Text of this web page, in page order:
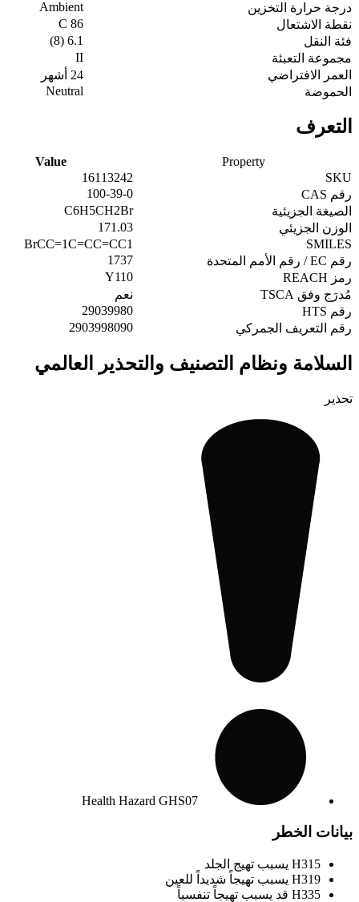
درجة حرارة التخزين
Ambient
نقطة الاشتعال
86 C
فئة النقل
6.1 (8)
مجموعة التعبئة
II
العمر الافتراضي
24 أشهر
الحموضة
Neutral
التعرف
Property
Value
SKU
16113242
رقم CAS
100-39-0
الصيغة الجزيئية
C6H5CH2Br
الوزن الجزيئي
171.03
SMILES
BrCC=1C=CC=CC1
رقم EC / رقم الأمم المتحدة
1737
رمز REACH
Y110
مُدرَج وفق TSCA
نعم
رقم HTS
29039980
رقم التعريف الجمركي
2903998090
السلامة ونظام التصنيف والتحذير العالمي
تحذير
Health Hazard GHS07
بيانات الخطر
H315 يسبب تهيج الجلد
H319 يسبب تهيجاً شديداً للعين
H335 قد يسبب تهيجاً تنفسياً